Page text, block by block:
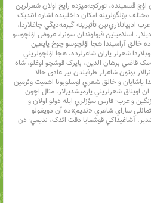
اؤچ قسمينده، تورکجه‌ميزده رايج اولان شعرلرين
بؤلگولرينه امکان داخلينده اشاره ائتديک
ادبياتلاري‌نين تأثيرينه گيرمه‌ديگي چاغلاردا،
اسلاميتين قبولوندان سونرا، عروض اؤلچوسو
خالق آراسيندا هجا اؤلچوسو چوخ يايغين
شعرلر يازان شاعرلرده، هجا اؤلچولريني
قاضي برهان الدين، بايرک قوشچو اوغلو، شاه
بوتون شاعرلر طرفيندن بير عادي حالا
ياشايان و خالق شعري اوسلوبونا اهميت وئرمين
اويناق شعرلريني يازميشديرلار. مثال اچون
و عرب- فارس سؤزلري ايله دولو اولان و
ساراي شاعري «نديم»‌ده أن دويغولو
آشاغيداکي قوشمايا دقت ائدک، نديمي- دن